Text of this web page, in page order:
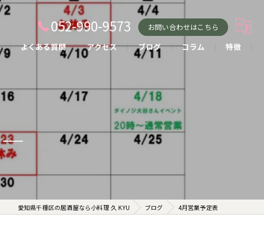
052-990-9573 お問い合わせはこちら
よくある質問 アクセス ブログ コラム 特徴
愛知県千種区の居酒屋なら小料理 久 KYU ブログ 4月営業予定表